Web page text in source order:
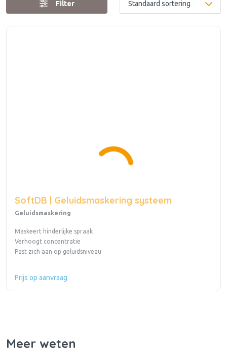
Filter
SoftDB | Geluidsmaskering systeem
Geluidsmaskering
Maskeert hinderlijke spraak
Verhoogt concentratie
Past zich aan op geluidsniveau
Prijs op aanvraag
Meer weten